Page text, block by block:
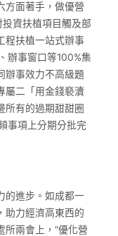
方面著手，做優營
資扶植項目觸及部
程扶植一站式辦事
辦事窗口等100%集
辦事效力不高級題
屬二「用金錢褻瀆
所有的過期甜甜圈
事項上分期分批完
的進步。如成都一
助力經濟高東西的
所兩會上，“優化營